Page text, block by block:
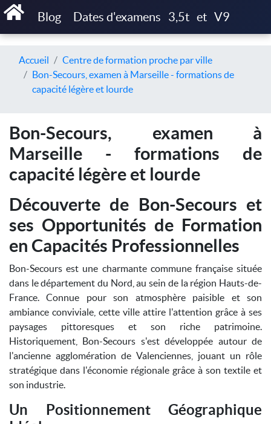
Blog Dates d'examens 3,5t et V9
Accueil
Centre de formation proche par ville
Bon-Secours, examen à Marseille - formations de
capacité légère et lourde
Bon-Secours, examen à
Marseille - formations de
capacité légère et lourde
Découverte de Bon-Secours et
ses Opportunités de Formation
en Capacités Professionnelles
Bon-Secours est une charmante commune française située
dans le département du Nord, au sein de la région Hauts-de-
France. Connue pour son atmosphère paisible et son
ambiance conviviale, cette ville attire l'attention grâce à ses
paysages pittoresques et son riche patrimoine.
Historiquement, Bon-Secours s'est développée autour de
l'ancienne agglomération de Valenciennes, jouant un rôle
stratégique dans l'économie régionale grâce à son textile et
son industrie.
Un Positionnement Géographique